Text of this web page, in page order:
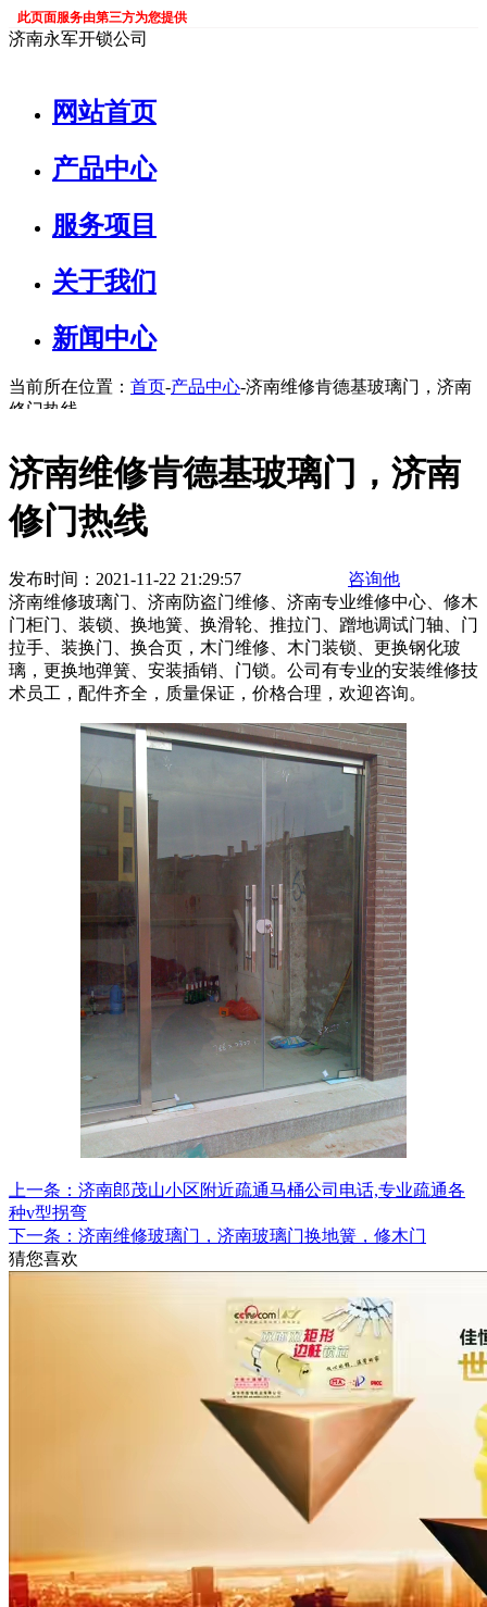
此页面服务由第三方为您提供
济南永军开锁公司
网站首页
产品中心
服务项目
关于我们
新闻中心
当前所在位置： 首页-产品中心-济南维修肯德基玻璃门，济南
修门热线
济南维修肯德基玻璃门，济南
修门热线
发布时间：2021-11-22 21:29:57
咨询他
济南维修玻璃门、济南防盗门维修、济南专业维修中心、修木
门柜门、装锁、换地簧、换滑轮、推拉门、蹭地调试门轴、门
拉手、装换门、换合页，木门维修、木门装锁、更换钢化玻
璃，更换地弹簧、安装插销、门锁。公司有专业的安装维修技
术员工，配件齐全，质量保证，价格合理，欢迎咨询。
上一条：济南郎茂山小区附近疏通马桶公司电话,专业疏通各
种v型拐弯
下一条：济南维修玻璃门，济南玻璃门换地簧，修木门
猜您喜欢